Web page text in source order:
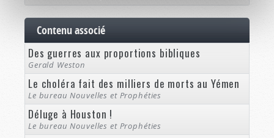
Contenu associé
Des guerres aux proportions bibliques
Gerald Weston
Le choléra fait des milliers de morts au Yémen
Le bureau Nouvelles et Prophéties
Déluge à Houston !
Le bureau Nouvelles et Prophéties